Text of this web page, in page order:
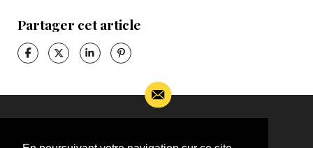
Partager cet article